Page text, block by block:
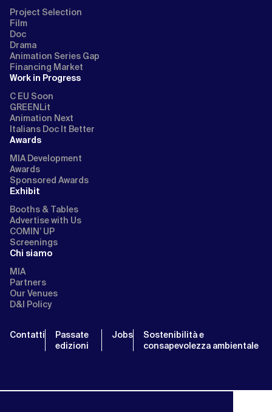
Project Selection
Film
Doc
Drama
Animation Series Gap
Financing Market
Work in Progress
C EU Soon
GREENLit
Animation Next
Italians Doc It Better
Awards
MIA Development
Awards
Sponsored Awards
Exhibit
Booths & Tables
Advertise with Us
COMIN’ UP
Screenings
Chi siamo
MIA
Partners
Our Venues
D&I Policy
Contatti
Passate
edizioni
Jobs
Sostenibilità e
consapevolezza ambientale